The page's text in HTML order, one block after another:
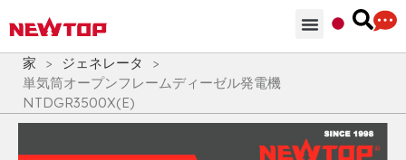
家 > ジェネレータ
>
単気筒オープンフレームディーゼル発電機
NTDGR3500X(E)